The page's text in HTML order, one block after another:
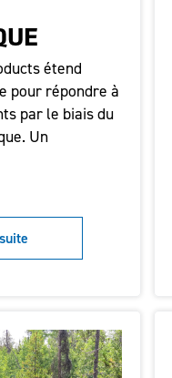
étend
pour répondre à
par le biais du
Un